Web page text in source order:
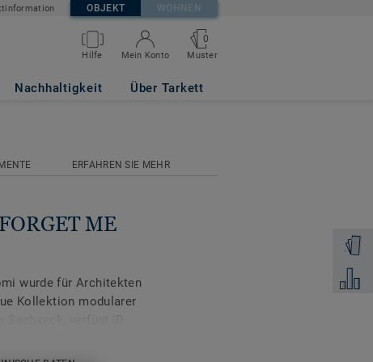
OBJEKT WOHNEN
Hilfe Mein Konto
0
Muster
Nachhaltigkeit Über Tarkett
Zum
ERFAHREN SIE MEHR
ME
wurde für Architekten
Kollektion modularer
miteinander
auch in 3 Mini-